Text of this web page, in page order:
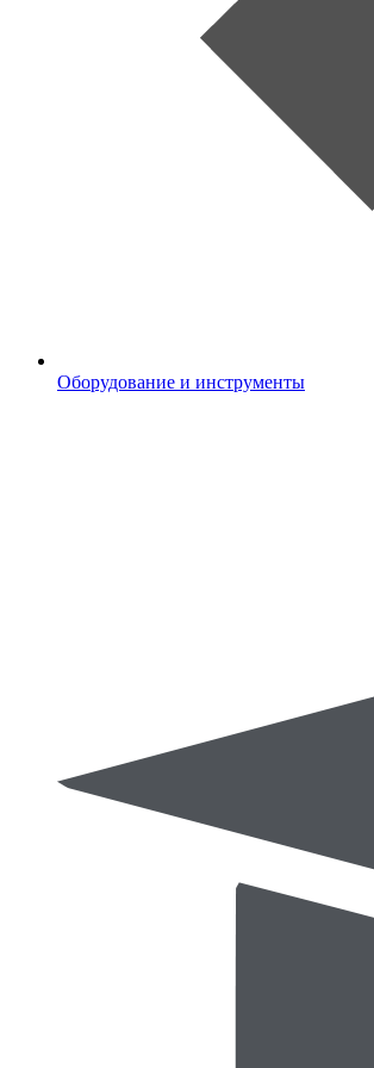
Оборудование и инструменты